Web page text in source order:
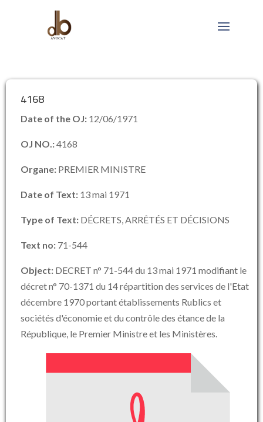
4168
Date of the OJ: 12/06/1971
OJ NO.:4168
Organe: PREMIER MINISTRE
Date of Text: 13 mai 1971
Type of Text: DÉCRETS, ARRÊTÉS ET DÉCISIONS
Text no: 71-544
Object: DECRET n° 71-544 du 13 mai 1971 modifiant le
décret n° 70-1371 du 14 répartition des services de l'Etat
décembre 1970 portant établissements Rublics et
sociétés d'économie et du contrôle des étance de la
République, le Premier Ministre et les Ministères.